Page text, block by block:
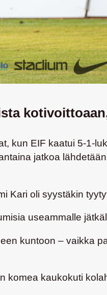
kun EIF kaatui 5-1-
jatkoa
Kari oli syystäkin
useammalle
kuntoon – vaikka
komea kaukokuti